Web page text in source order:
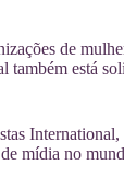
de
está
mídia no